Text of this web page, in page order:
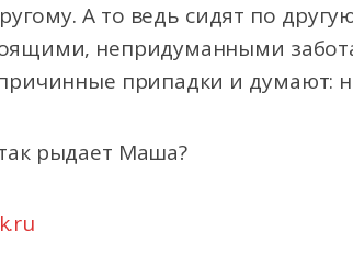
А то ведь сидят по
непридуманными
припадки и думают:
рыдает Маша?